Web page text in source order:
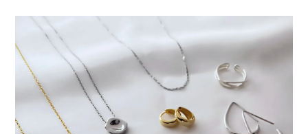
常の中で、たくさんご活用ください。
このたびは本当にありがとうございまし
フープピアス シルバー925